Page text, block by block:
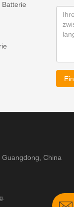
Batterie
China